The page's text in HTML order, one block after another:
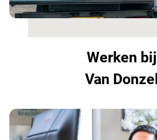
Werken bij
Van Donzel